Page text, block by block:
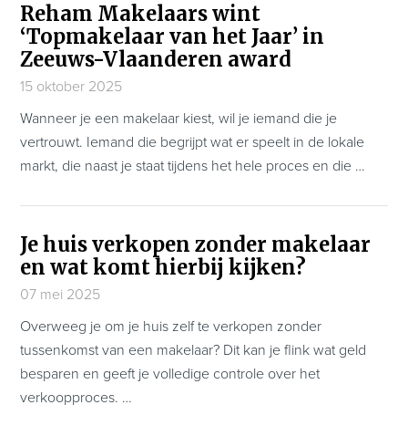
Reham Makelaars wint
‘Topmakelaar van het Jaar’ in
Zeeuws-Vlaanderen award
15 oktober 2025
Wanneer je een makelaar kiest, wil je iemand die je
vertrouwt. Iemand die begrijpt wat er speelt in de lokale
markt, die naast je staat tijdens het hele proces en die …
Je huis verkopen zonder makelaar
en wat komt hierbij kijken?
07 mei 2025
Overweeg je om je huis zelf te verkopen zonder
tussenkomst van een makelaar? Dit kan je flink wat geld
besparen en geeft je volledige controle over het
verkoopproces. …